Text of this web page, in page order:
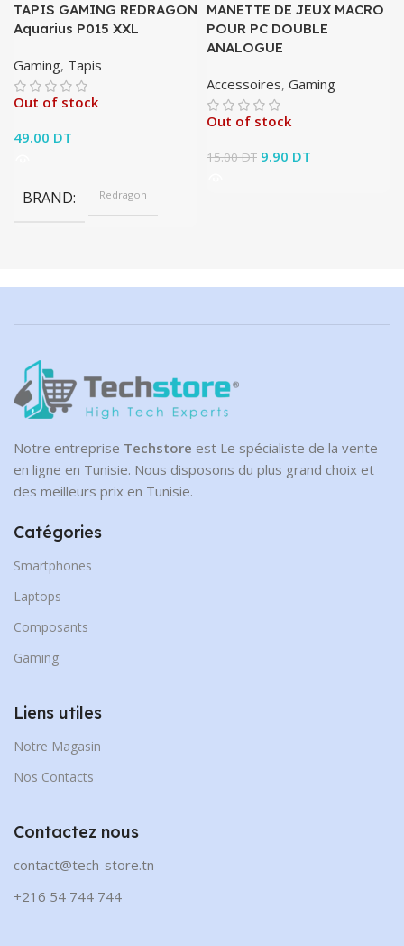
TAPIS GAMING REDRAGON
Aquarius P015 XXL
Gaming, Tapis
Out of stock
49.00 DT
BRAND Redragon
MANETTE DE JEUX MACRO
POUR PC DOUBLE
ANALOGUE
Accessoires, Gaming
Out of stock
15.00DT Le prix initial était :
9.90 DT
Notre entreprise Techstore est Le spécialiste de la vente
en ligne en Tunisie. Nous disposons du plus grand choix et
des meilleurs prix en Tunisie.
Catégories
Smartphones
Laptops
Composants
Gaming
Liens utiles
Notre Magasin
Nos Contacts
Contactez nous
contact@tech-store.tn
+216 54 744 744